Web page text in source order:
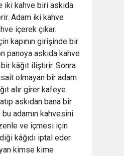
kahve biri askıda
Adam iki kahve
içerek çıkar.
kapının girişinde bir
panoya askıda kahve
kâğıt iliştirir. Sonra
olmayan bir adam
alır girer kafeye.
askıdan bana bir
bu adamın kahvesini
ve içmesi için
kâğıdı iptal eder.
kimse kime